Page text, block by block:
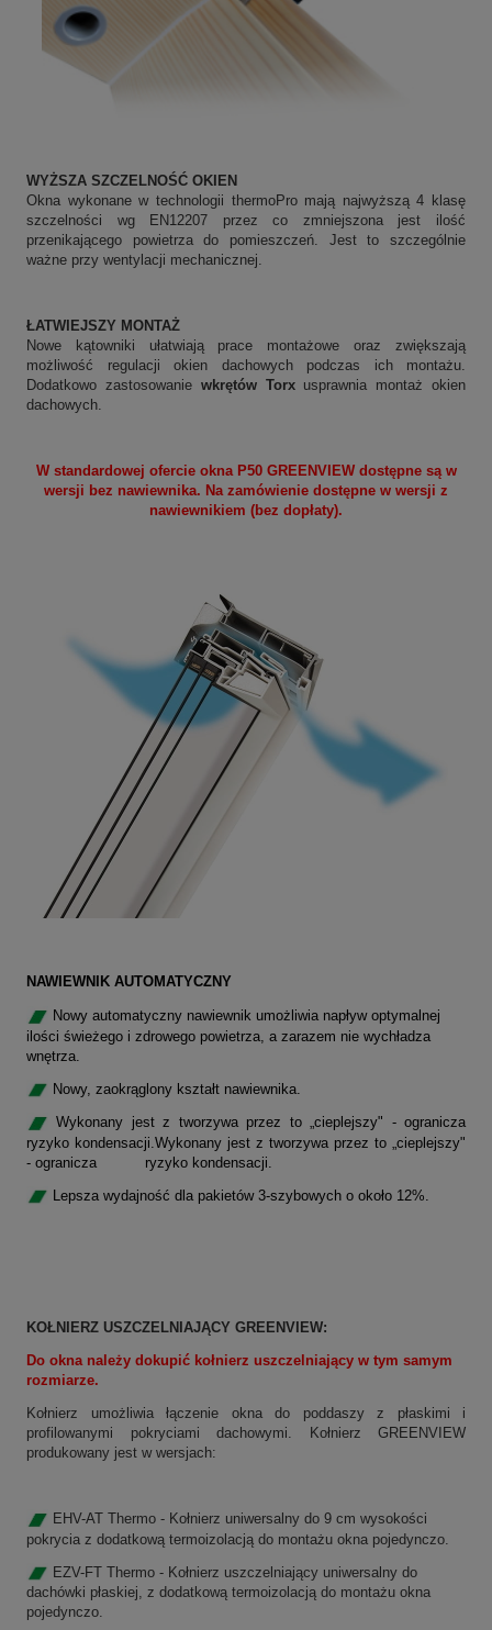
WYŻSZA SZCZELNOŚĆ OKIEN
Okna wykonane w technologii thermoPro mają najwyższą 4 klasę
szczelności wg EN12207 przez co zmniejszona jest ilość
przenikającego powietrza do pomieszczeń. Jest to szczególnie
ważne przy wentylacji mechanicznej.
ŁATWIEJSZY MONTAŻ
Nowe kątowniki ułatwiają prace montażowe oraz zwiększają
możliwość regulacji okien dachowych podczas ich montażu.
Dodatkowo zastosowanie wkrętów Torxusprawnia montaż okien
dachowych.
W standardowej ofercie okna P50 GREENVIEWdostępne są w
wersji bez nawiewnika. Na zamówienie dostępne w wersji z
nawiewnikiem (bez dopłaty).
NAWIEWNIK AUTOMATYCZNY
Nowy automatyczny nawiewnik umożliwia napływ optymalnej
ilości świeżego i zdrowego powietrza, a zarazem nie wychładza
wnętrza.
Nowy, zaokrąglony kształt nawiewnika.
Wykonany jest z tworzywa przez to „cieplejszy" - ogranicza
ryzyko kondensacji.Wykonany jest z tworzywa przez to „cieplejszy"
- ogranicza ryzyko kondensacji.
Lepsza wydajność dla pakietów 3-szybowych o około 12%.
KOŁNIERZ USZCZELNIAJĄCY GREENVIEW:
Do okna należy dokupić kołnierz uszczelniający w tym samym
rozmiarze.
Kołnierz umożliwia łączenie okna do poddaszy z płaskimi i
profilowanymi pokryciami dachowymi. Kołnierz GREENVIEW
produkowany jest w wersjach:
EHV-AT Thermo - Kołnierz uniwersalny do 9 cm wysokości
pokrycia z dodatkową termoizolacją do montażu okna pojedynczo.
EZV-FT Thermo - Kołnierz uszczelniający uniwersalny do
dachówki płaskiej, z dodatkową termoizolacją do montażu okna
pojedynczo.